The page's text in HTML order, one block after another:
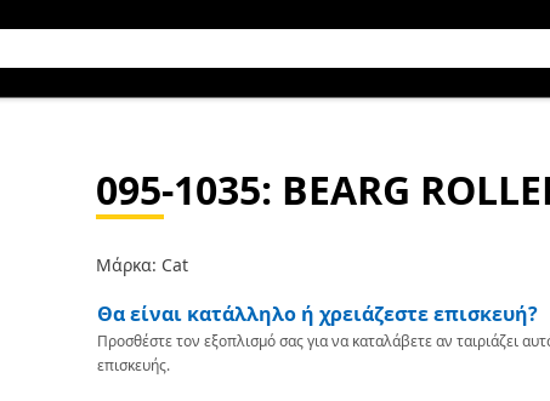
095-1035: BEARG
Μάρκα: Cat
Θα είναι κατάλληλο ή χρειάζεστε επισκευή?
Προσθέστε τον εξοπλισμό σας για να καταλάβετε αν ταιριάζει
επισκευής.